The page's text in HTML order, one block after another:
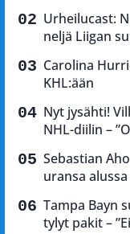
Urheilucast:
neljä Liigan
Carolina
KHL:ään
Nyt jysähti!
NHL-diilin –
Sebastian
uransa
Tampa Bayn
tylyt pakit –